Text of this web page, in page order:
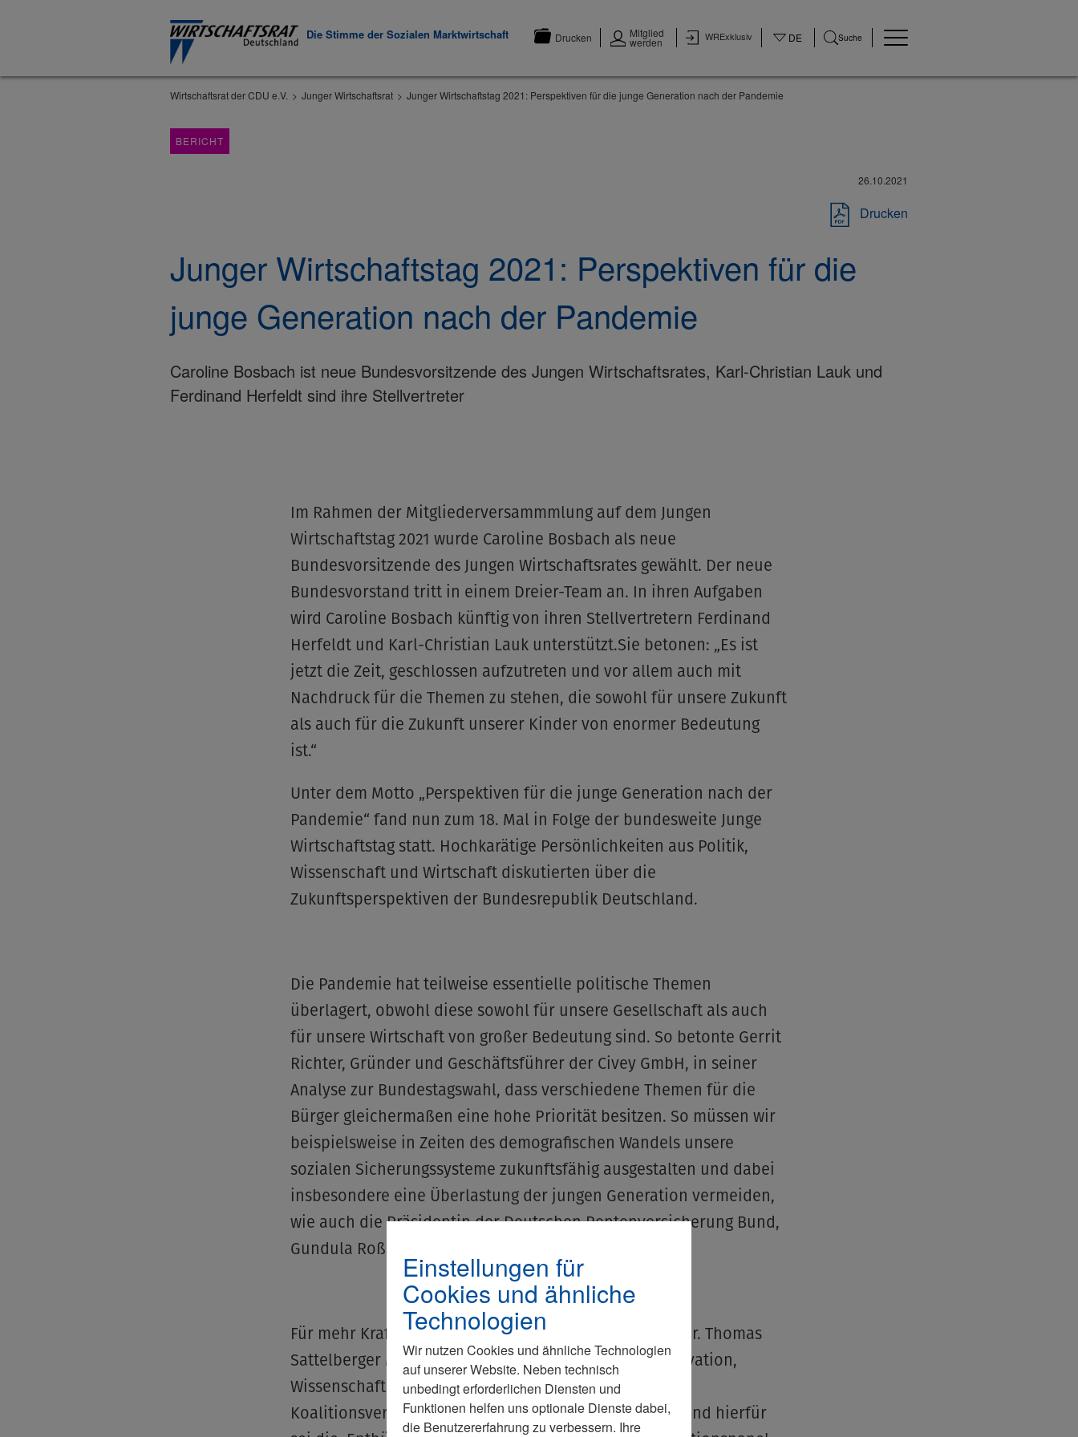
Einstellungen für
Cookies und ähnliche
Technologien
Wir nutzen Cookies und ähnliche Technologien
auf unserer Website. Neben technisch
unbedingt erforderlichen Diensten und
Funktionen helfen uns optionale Dienste dabei,
die Benutzererfahrung zu verbessern. Ihre
Die Stimme der Sozialen Marktwirtschaft Drucken Mitglied
werden WRExklusiv DE Suche
Wirtschaftsrat der CDU e.V. Junger Wirtschaftsrat Junger Wirtschaftstag 2021: Perspektiven für die junge Generation nach der Pandemie
BERICHT
26.10.2021
Drucken
Junger Wirtschaftstag 2021: Perspektiven für die
junge Generation nach der Pandemie
Caroline Bosbach ist neue Bundesvorsitzende des Jungen Wirtschaftsrates, Karl-Christian Lauk und
Ferdinand Herfeldt sind ihre Stellvertreter
Im Rahmen der Mitgliederversammmlung auf dem Jungen
Wirtschaftstag 2021 wurde Caroline Bosbach als neue
Bundesvorsitzende des Jungen Wirtschaftsrates gewählt. Der neue
Bundesvorstand tritt in einem Dreier-Team an. In ihren Aufgaben
wird Caroline Bosbach künftig von ihren Stellvertretern Ferdinand
Herfeldt und Karl-Christian Lauk unterstützt.Sie betonen: „Es ist
jetzt die Zeit, geschlossen aufzutreten und vor allem auch mit
Nachdruck für die Themen zu stehen, die sowohl für unsere Zukunft
als auch für die Zukunft unserer Kinder von enormer Bedeutung
ist.“
Unter dem Motto „Perspektiven für die junge Generation nach der
Pandemie“ fand nun zum 18. Mal in Folge der bundesweite Junge
Wirtschaftstag statt. Hochkarätige Persönlichkeiten aus Politik,
Wissenschaft und Wirtschaft diskutierten über die
Zukunftsperspektiven der Bundesrepublik Deutschland.
Die Pandemie hat teilweise essentielle politische Themen
überlagert, obwohl diese sowohl für unsere Gesellschaft als auch
für unsere Wirtschaft von großer Bedeutung sind. So betonte Gerrit
Richter, Gründer und Geschäftsführer der Civey GmbH, in seiner
Analyse zur Bundestagswahl, dass verschiedene Themen für die
Bürger gleichermaßen eine hohe Priorität besitzen. So müssen wir
beispielsweise in Zeiten des demografischen Wandels unsere
sozialen Sicherungssysteme zukunftsfähig ausgestalten und dabei
insbesondere eine Überlastung der jungen Generation vermeiden,
wie auch die Präsidentin der Deutschen Rentenversicherung Bund,
Gundula Roßbach, hervorhob.
Für mehr Kraft und Vitalität im Gründertum plädierte Dr. Thomas
Sattelberger MdB, der für die FDP im Themenfeld Innovation,
Wissenschaft, Hochschule und Forschung in die
Koalitionsverhandlungen eingebunden ist. Entscheidend hierfür